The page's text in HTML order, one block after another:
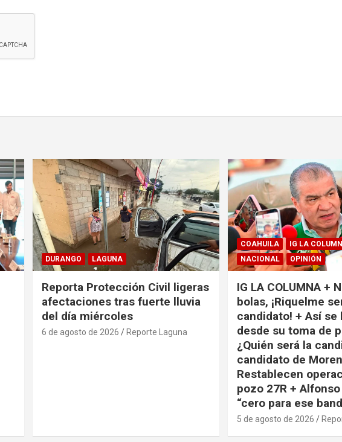
DURANGO LAGUNA
Reporta Protección Civil ligeras
afectaciones tras fuerte lluvia
del día miércoles
6 de agosto de 2026 Reporte Laguna
COAHUILA IG LA
NACIONAL
OPINIÓN
IG LA COLUMNA +
bolas, ¡Riquelme
candidato! + Así se
desde su toma de
¿Quién será la
candidato de
Restablecen
pozo 27R +
“cero para ese
5 de agosto de 2026